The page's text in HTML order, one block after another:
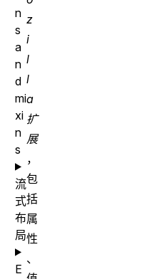
z
i
l
l
a
扩
展
，
包
括
属
性
、
n
s
a
n
d
mi
xi
n
s
流
式
布
局
E